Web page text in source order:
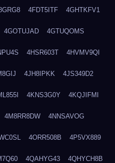
4FDT5ITF 4GHTKFV1
4GOTUJAD 4GTUQOMS
4HSR603T 4HVMV9QI
4JH8IPKK 4JS349D2
4KNS3G0Y 4KQJIFMI
4M8RR8DW 4NNSAVOG
4ORR508B 4P5VX889
4QAHYG43 4QHYCH8B